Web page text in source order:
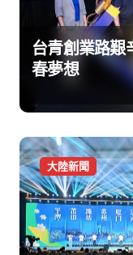
台青創業路艱
春夢想
大陸新聞